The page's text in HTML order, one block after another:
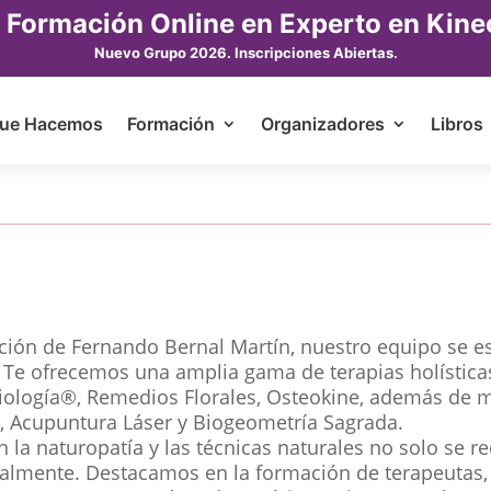
Online en Experto en
Nuevo Grupo 2026. Inscripciones Abiertas.
Hacemos Formación Organizadores Libros
de Fernando Bernal Martín, nuestro equipo se
ofrecemos una amplia gama de terapias
Remedios Florales, Osteokine, además de
Láser y Biogeometría Sagrada.
la naturopatía y las técnicas naturales no solo se
Destacamos en la formación de